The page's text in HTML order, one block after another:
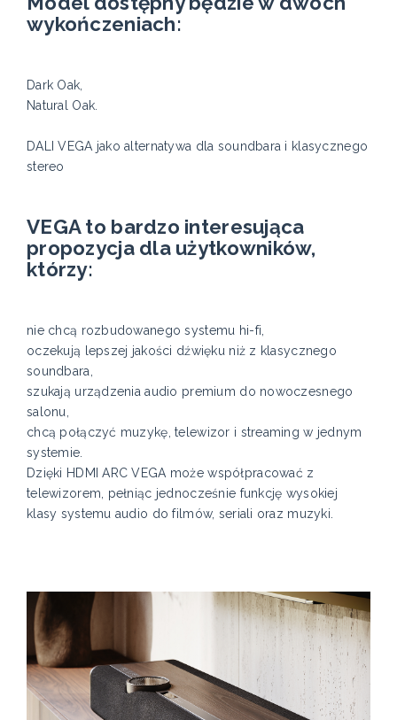
wykończeniach:
Dark Oak,
Natural Oak.
DALI VEGA jako alternatywa dla soundbara i klasycznego
stereo
VEGA to bardzo interesująca
propozycja dla użytkowników,
którzy:
nie chcą rozbudowanego systemu hi-fi,
oczekują lepszej jakości dźwięku niż z klasycznego
soundbara,
szukają urządzenia audio premium do nowoczesnego
salonu,
chcą połączyć muzykę, telewizor i streaming w jednym
systemie.
Dzięki HDMI ARC VEGA może współpracować z
telewizorem, pełniąc jednocześnie funkcję wysokiej
klasy systemu audio do filmów, seriali oraz muzyki.